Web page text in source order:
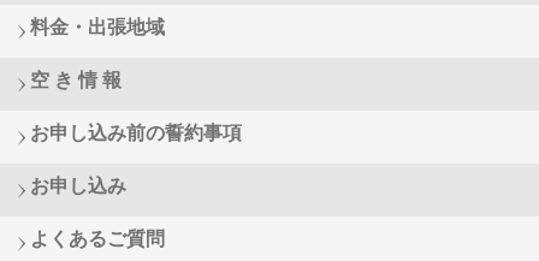
料金・出張地域
空 き 情 報
お申し込み前の誓約事項
お申し込み
よくあるご質問